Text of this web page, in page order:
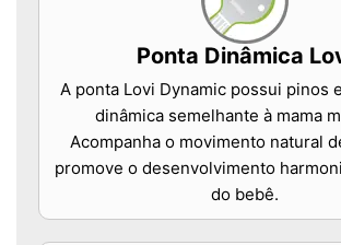
Ponta Dinâmica
A ponta Lovi Dynamic possui pinos
dinâmica semelhante à mama
Acompanha o movimento natural
promove o desenvolvimento
do bebê.